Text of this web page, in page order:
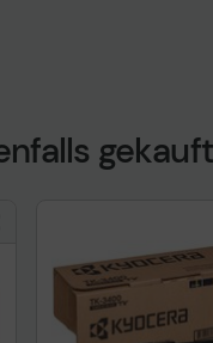
Technisches
gekauft